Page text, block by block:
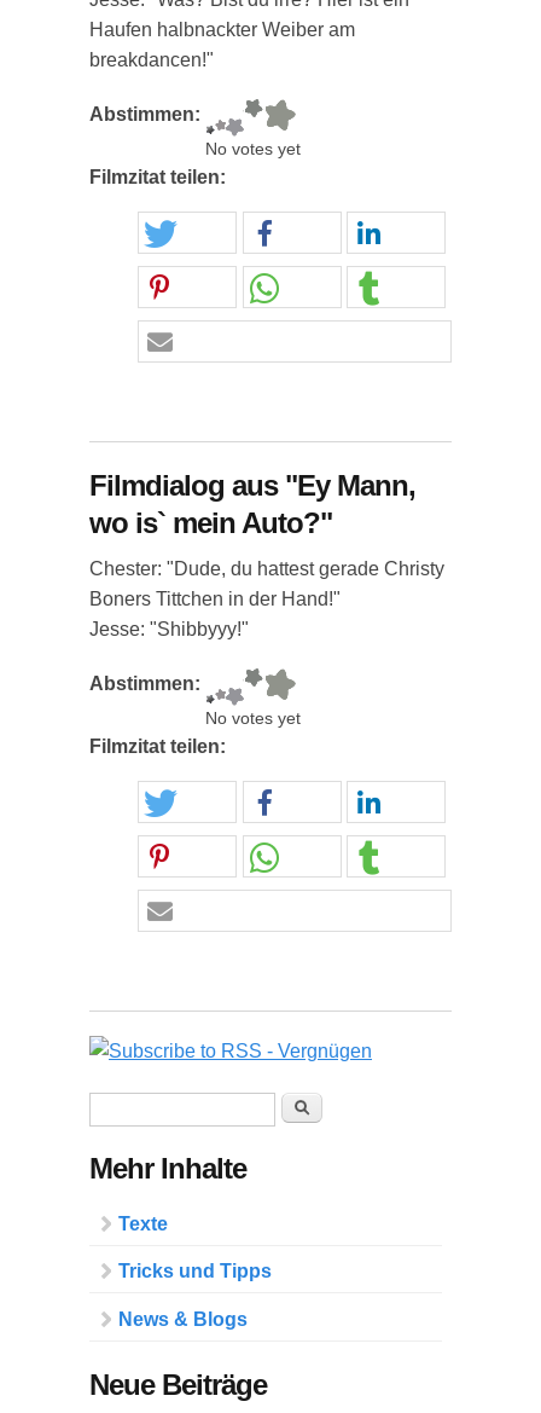
Haufen halbnackter Weiber am
breakdancen!"
Abstimmen:
No votes yet
Filmzitat teilen:
Filmdialog aus "Ey Mann,
wo is` mein Auto?"
Chester: "Dude, du hattest gerade Christy
Boners Tittchen in der Hand!"
Jesse: "Shibbyyy!"
Abstimmen:
No votes yet
Filmzitat teilen:
Suche
Mehr Inhalte
Texte
Tricks und Tipps
News & Blogs
Neue Beiträge